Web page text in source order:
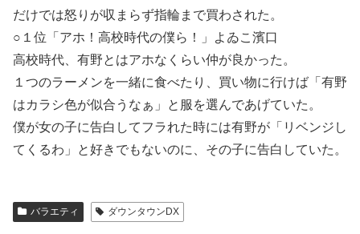
だけでは怒りが収まらず指輪まで買わされた。
○１位「アホ！高校時代の僕ら！」よゐこ濱口
高校時代、有野とはアホなくらい仲が良かった。
１つのラーメンを一緒に食べたり、買い物に行けば「有野
はカラシ色が似合うなぁ」と服を選んであげていた。
僕が女の子に告白してフラれた時には有野が「リベンジし
てくるわ」と好きでもないのに、その子に告白していた。
バラエティ ダウンタウンDX